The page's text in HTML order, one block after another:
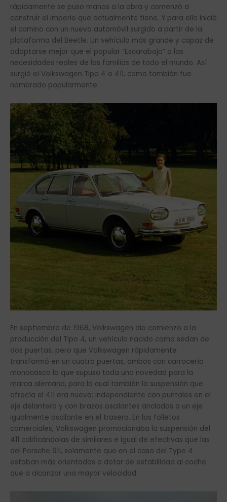
rápidamente se puso manos a la obra y comenzó a
construir el imperio que actualmente tiene. Y para ello inició
el camino con un nuevo automóvil surgido a partir de la
plataforma del Beetle. Un vehículo más grande y capaz de
adaptarse mejor que el popular “Escarabajo” a las
necesidades reales de las familias de todo el mundo. Así
surgió el Volkswagen Tipo 4 o 411, como también fue
nombrado popularmente.
En septiembre de 1968, Volkswagen dio comienzo a la
producción del Tipo 4, un vehículo nacido como sedan de
dos puertas, pero que Volkswagen rápidamente
transformó en un cuatro puertas, ambos con carrocería
monocasco lo que supuso toda una novedad para la
marca alemana, para la cual también la suspensión que
ofrecía el 411 era nueva: independiente con puntales en el
eje delantero y con brazos oscilantes anclados a un eje
igualmente oscilante en el trasero. En los folletos
comerciales, Volkswagen promocionaba la suspensión del
411 calificándolas de similares e igual de efectivas que las
del Porsche 911, solamente que en el caso del Type 4
estaban más orientadas a dotar de estabilidad al coche
que a alcanzar una mayor velocidad.